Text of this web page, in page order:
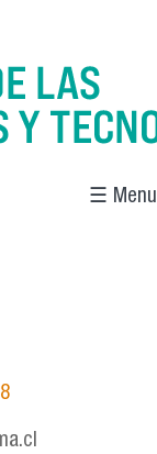
☰ Menu